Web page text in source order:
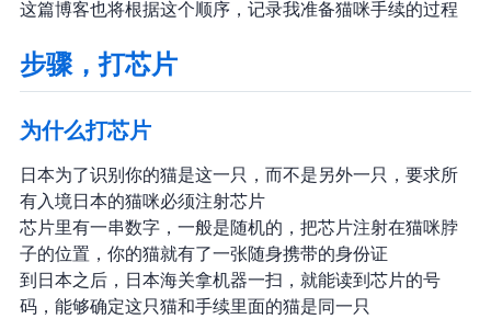
这篇博客也将根据这个顺序，记录我准备猫咪手续的过程
步骤1，打芯片
为什么打芯片
日本为了识别你的猫是这一只，而不是另外一只，要求所
有入境日本的猫咪必须注射芯片
芯片里有一串数字，一般是随机的，把芯片注射在猫咪脖
子的位置，你的猫就有了一张随身携带的身份证
到日本之后，日本海关拿机器一扫，就能读到芯片的号
码，能够确定这只猫和手续里面的猫是同一只